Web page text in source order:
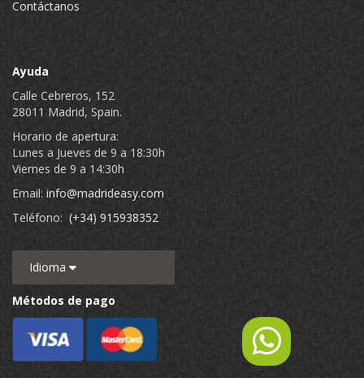
Contáctanos
Ayuda
Calle Cebreros, 152
28011 Madrid, Spain.
Horario de apertura:
Lunes a Jueves de 9 a 18:30h
Viernes de 9 a 14:30h
Email: info@madrideasy.com
Teléfono: (+34) 915938352
Idioma
Métodos de pago